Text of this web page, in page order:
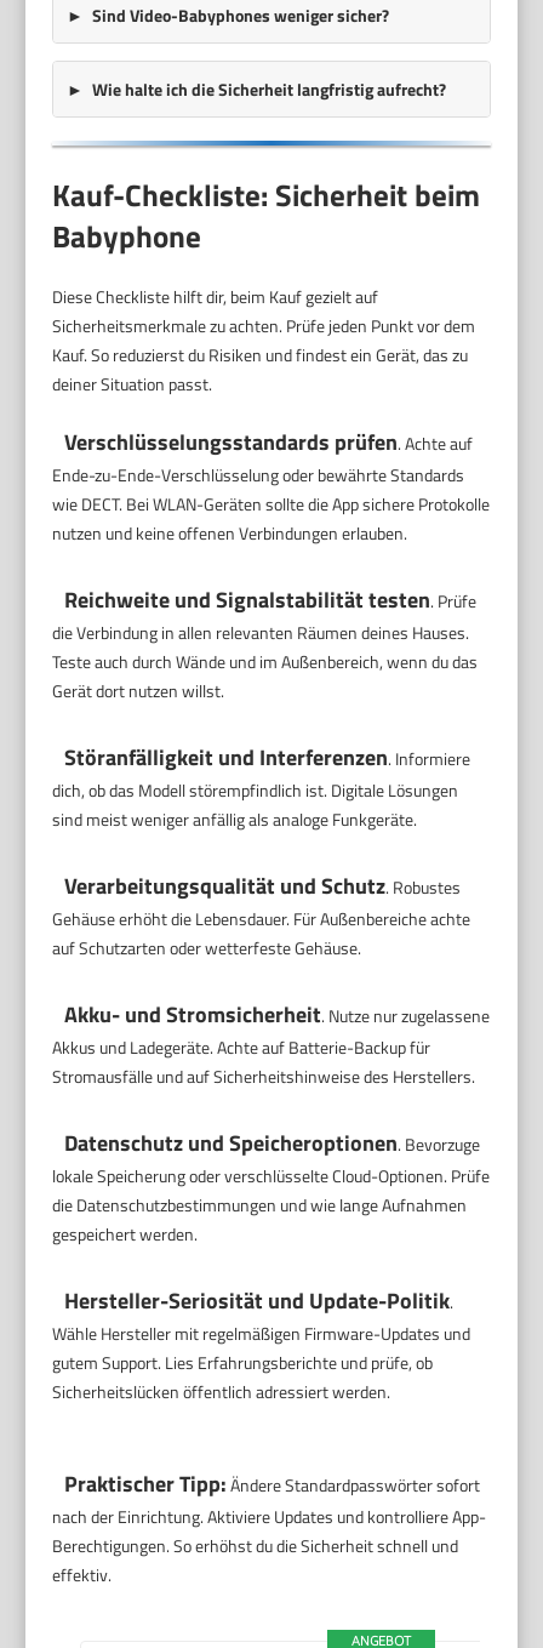
Sind Video-Babyphones weniger sicher?
Wie halte ich die Sicherheit langfristig aufrecht?
Kauf-Checkliste: Sicherheit beim
Babyphone
Diese Checkliste hilft dir, beim Kauf gezielt auf
Sicherheitsmerkmale zu achten. Prüfe jeden Punkt vor dem
Kauf. So reduzierst du Risiken und findest ein Gerät, das zu
deiner Situation passt.
Verschlüsselungsstandards prüfen. Achte auf
Ende-zu-Ende-Verschlüsselung oder bewährte Standards
wie DECT. Bei WLAN-Geräten sollte die App sichere Protokolle
nutzen und keine offenen Verbindungen erlauben.
Reichweite und Signalstabilität testen. Prüfe
die Verbindung in allen relevanten Räumen deines Hauses.
Teste auch durch Wände und im Außenbereich, wenn du das
Gerät dort nutzen willst.
Störanfälligkeit und Interferenzen. Informiere
dich, ob das Modell störempfindlich ist. Digitale Lösungen
sind meist weniger anfällig als analoge Funkgeräte.
Verarbeitungsqualität und Schutz. Robustes
Gehäuse erhöht die Lebensdauer. Für Außenbereiche achte
auf Schutzarten oder wetterfeste Gehäuse.
Akku- und Stromsicherheit. Nutze nur zugelassene
Akkus und Ladegeräte. Achte auf Batterie-Backup für
Stromausfälle und auf Sicherheitshinweise des Herstellers.
Datenschutz und Speicheroptionen. Bevorzuge
lokale Speicherung oder verschlüsselte Cloud-Optionen. Prüfe
die Datenschutzbestimmungen und wie lange Aufnahmen
gespeichert werden.
Hersteller-Seriosität und Update-Politik.
Wähle Hersteller mit regelmäßigen Firmware-Updates und
gutem Support. Lies Erfahrungsberichte und prüfe, ob
Sicherheitslücken öffentlich adressiert werden.
Praktischer Tipp:Ändere Standardpasswörter sofort
nach der Einrichtung. Aktiviere Updates und kontrolliere App-
Berechtigungen. So erhöhst du die Sicherheit schnell und
effektiv.
ANGEBOT